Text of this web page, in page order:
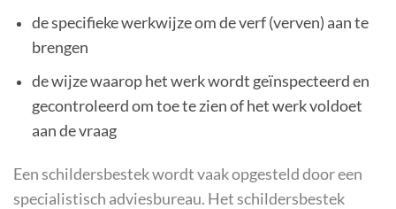
de specifieke werkwijze om de verf (verven) aan te
brengen
de wijze waarop het werk wordt geïnspecteerd en
gecontroleerd om toe te zien of het werk voldoet
aan de vraag
Een schildersbestek wordt vaak opgesteld door een
specialistisch adviesbureau. Het schildersbestek